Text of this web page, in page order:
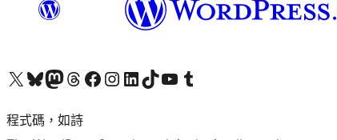
查看我們的 X (之前的 Twitter) 帳號造訪我們的 Bluesky 帳號造訪我們的 Mastodon 帳號造訪我們的 Threads 帳號 造訪我們的 Facebook 粉絲專頁Visit our Instagram account
Visit our LinkedIn account
造訪我們的 TikTok 帳號Visit our YouTube channel
造訪我們的 Tumblr 帳號
程式碼，如詩